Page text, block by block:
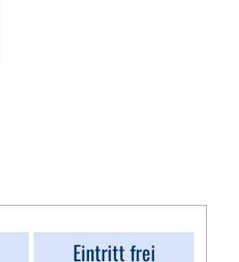
Eintritt frei